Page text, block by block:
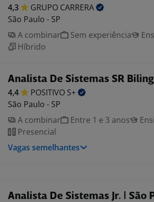
4,3 GRUPO CARRERA
São Paulo - SP
A combinar
Sem experiência
Híbrido
Analista De Sistemas SR
4,4 POSITIVO S+
São Paulo - SP
A combinar
Entre 1 e 3 anos
Presencial
Vagas semelhantes
Analista De Sistemas Jr. | São